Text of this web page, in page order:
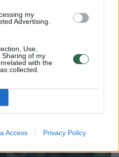
my
Advertising.
Use,
of my
with the
collected.
Access Privacy Policy
Jasikevičius ir
tradiciją
1